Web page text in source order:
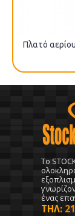
Πλατό
To
ένας
ΤΗΛ: